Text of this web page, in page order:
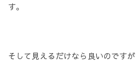
す。
そして見えるだけなら良いのですが